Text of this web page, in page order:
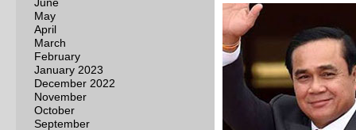
May
April
March
February
January 2023
December 2022
November
October
September